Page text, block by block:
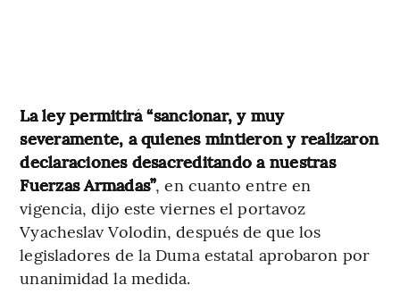
La ley permitirá “sancionar, y muy
severamente, a quienes mintieron y realizaron
declaraciones desacreditando a nuestras
Fuerzas Armadas”, en cuanto entre en
vigencia, dijo este viernes el portavoz
Vyacheslav Volodin, después de que los
legisladores de la Duma estatal aprobaron por
unanimidad la medida.